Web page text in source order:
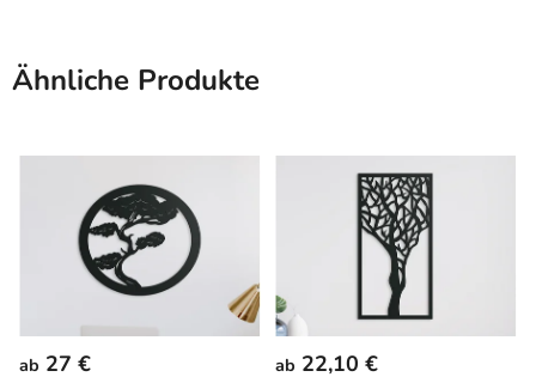
Ähnliche Produkte
ab 27 € ab 22,10 €